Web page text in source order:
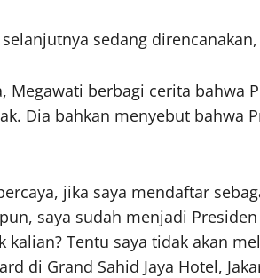
sedang
Megawati berbagi cerita bahwa
Dia bahkan menyebut bahwa
jika saya mendaftar
saya sudah menjadi
kalian? Tentu saya tidak akan
di Grand Sahid Jaya Hotel,